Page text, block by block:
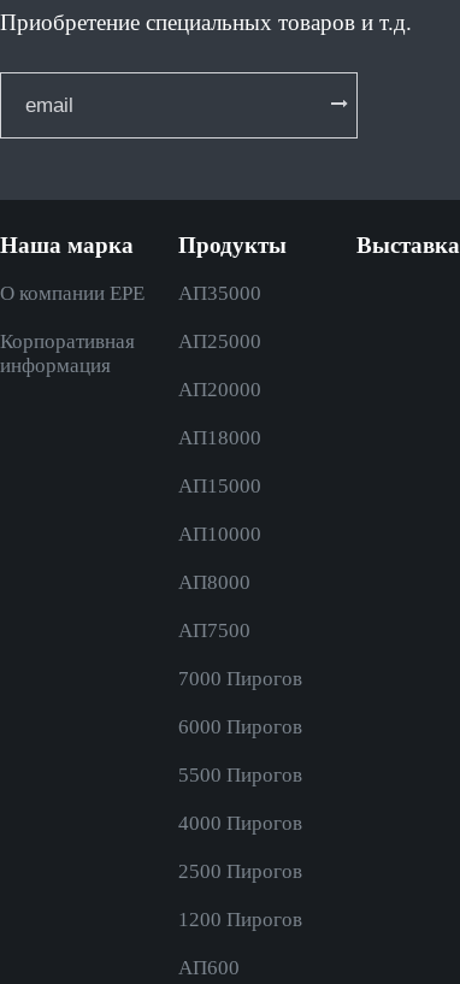
Приобретение специальных товаров и т.д.
Наша марка
О компании EPE
Корпоративная
информация
Продукты
АП35000
AП25000
AП20000
AП18000
АП15000
АП10000
АП8000
АП7500
7000 Пирогов
6000 Пирогов
5500 Пирогов
4000 Пирогов
2500 Пирогов
1200 Пирогов
АП600
Выставка